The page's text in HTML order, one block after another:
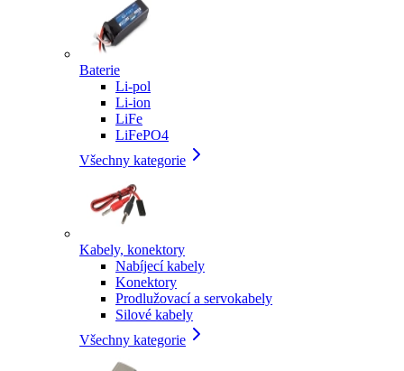
Baterie
Li-pol
Li-ion
LiFe
LiFePO4
Všechny kategorie
Kabely, konektory
Nabíjecí kabely
Konektory
Prodlužovací a servokabely
Silové kabely
Všechny kategorie